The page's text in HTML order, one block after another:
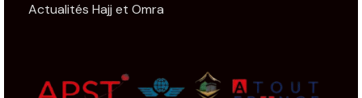
Actualités Hajj et Omra